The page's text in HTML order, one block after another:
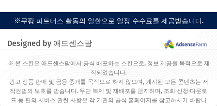
※쿠팡 파트너스 활동의 일환으로 일정 수수료를 제공받습니다.
Designed by 애드센스팜
※ 본 스킨은 애드센스팜에서 공식 배포하는 스킨으로, 정보 제공을 목적으로 제
작되었습니다.
광고 상품 판매 및 금융 중개를 목적으로 하지 않으며, 게시된 모든 콘텐츠는 저
작권법의 보호를 받습니다. 무단 복제 및 재배포를 금지하며, 조회·신청·다운로
드 등 편의 서비스 관련 사항은 각 기관의 공식 홈페이지를 참고하시기 바랍니